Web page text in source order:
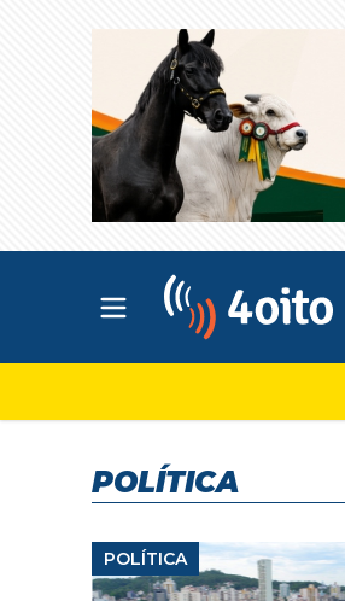
Abrir menu principal
POLÍTICA
POLÍTICA